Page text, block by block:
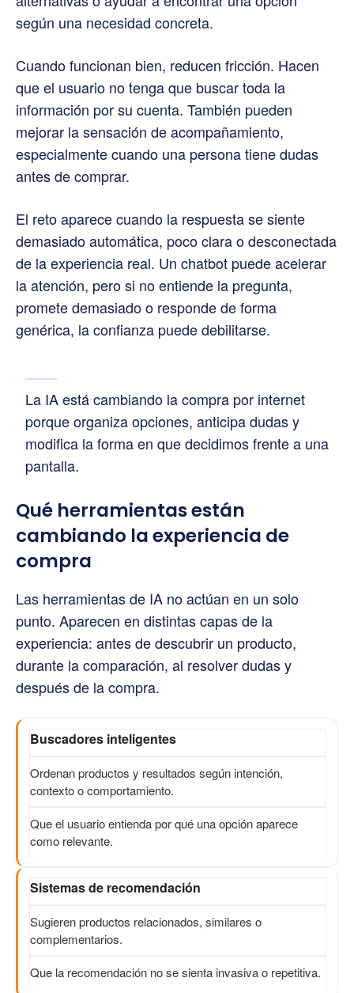
según una necesidad concreta.
Cuando funcionan bien, reducen fricción. Hacen
que el usuario no tenga que buscar toda la
información por su cuenta. También pueden
mejorar la sensación de acompañamiento,
especialmente cuando una persona tiene dudas
antes de comprar.
El reto aparece cuando la respuesta se siente
demasiado automática, poco clara o desconectada
de la experiencia real. Un chatbot puede acelerar
la atención, pero si no entiende la pregunta,
promete demasiado o responde de forma
genérica, la confianza puede debilitarse.
La IA está cambiando la compra por internet
porque organiza opciones, anticipa dudas y
modifica la forma en que decidimos frente a una
pantalla.
Qué herramientas están
cambiando la experiencia de
compra
Las herramientas de IA no actúan en un solo
punto. Aparecen en distintas capas de la
experiencia: antes de descubrir un producto,
durante la comparación, al resolver dudas y
después de la compra.
Buscadores inteligentes
Ordenan productos y resultados según intención,
contexto o comportamiento.
Que el usuario entienda por qué una opción aparece
como relevante.
Sistemas de recomendación
Sugieren productos relacionados, similares o
complementarios.
Que la recomendación no se sienta invasiva o repetitiva.